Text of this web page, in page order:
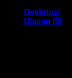
Deskripsi
Ulasan (0)